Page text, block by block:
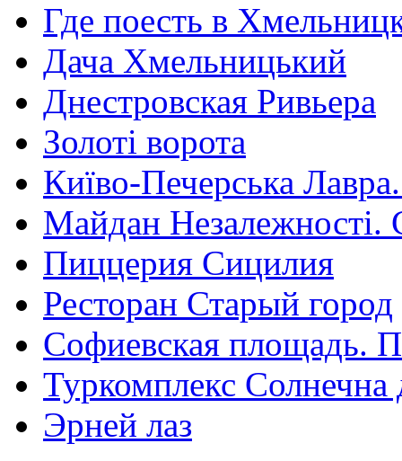
Где поесть в
Дача Хмельницький
Днестровская Ривьера
Золоті ворота
Київо-Печерська
Майдан Незалежності.
Пиццерия Сицилия
Ресторан Старый город
Софиевская площадь.
Туркомплекс Солнечна
Эрней лаз